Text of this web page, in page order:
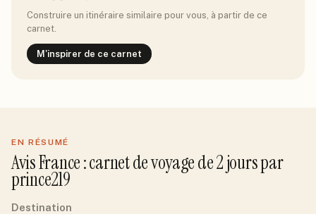
Construire un itinéraire similaire pour vous, à partir de ce
carnet.
M'inspirer de ce carnet
EN RÉSUMÉ
AvisFrance: carnet de voyage de2jourspar
prince219
Destination